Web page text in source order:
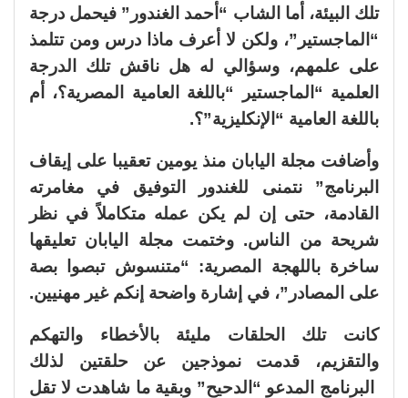
تلك البيئة، أما الشاب “أحمد الغندور” فيحمل درجة
“الماجستير”، ولكن لا أعرف ماذا درس ومن تتلمذ
على علمهم، وسؤالي له هل ناقش تلك الدرجة
العلمية “الماجستير “باللغة العامية المصرية؟، أم
باللغة العامية “الإنكليزية”؟.
وأضافت مجلة اليابان منذ يومين تعقيبا على إيقاف
البرنامج” نتمنى للغندور التوفيق في مغامرته
القادمة، حتى إن لم يكن عمله متكاملاً في نظر
شريحة من الناس. وختمت مجلة اليابان تعليقها
ساخرة باللهجة المصرية: “متنسوش تبصوا بصة
على المصادر”، في إشارة واضحة إنكم غير مهنيين.
كانت تلك الحلقات مليئة بالأخطاء والتهكم
والتقزيم، قدمت نموذجين عن حلقتين لذلك
البرنامج المدعو “الدحيح” وبقية ما شاهدت لا تقل